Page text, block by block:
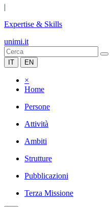
|
Expertise & Skills
unimi.it
IT EN
×
Home
Persone
Attività
Ambiti
Strutture
Pubblicazioni
Terza Missione